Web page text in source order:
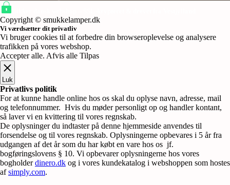
Copyright © smukkelamper.dk
Vi værdsætter dit privatliv
Vi bruger cookies til at forbedre din browseroplevelse og analysere
trafikken på vores webshop.
Accepter alle. Afvis alle Tilpas
Luk
Privatlivs politik
For at kunne handle online hos os skal du oplyse navn, adresse, mail
og telefonnummer. Hvis du møder personligt op og handler kontant,
så laver vi en kvittering til vores regnskab.
De oplysninger du indtaster på denne hjemmeside anvendes til
forsendelse og til vores regnskab. Oplysningerne opbevares i 5 år fra
udgangen af det år som du har købt en vare hos os jf.
bogføringslovens § 10. Vi opbevarer oplysningerne hos vores
bogholderdinero.dk og i vores kundekatalog i webshoppen som hostes
afsimply.com.